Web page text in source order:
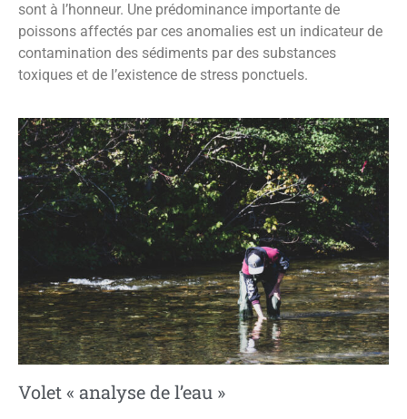
sont à l’honneur. Une prédominance importante de
poissons affectés par ces anomalies est un indicateur de
contamination des sédiments par des substances
toxiques et de l’existence de stress ponctuels.
Volet « analyse de l’eau »